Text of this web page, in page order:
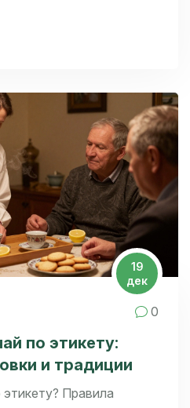
19
дек
0
по этикету:
и традиции
Правила